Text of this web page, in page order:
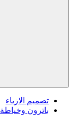
تصميم الازياء
باترون وخياطة